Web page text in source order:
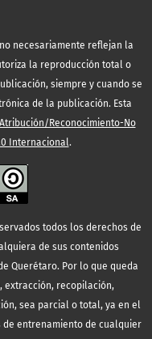
necesariamente reflejan la
la reproducción total o
siempre y cuando se
de la publicación. Esta
Reconocimiento-No
Internacional.
todos los derechos de
de sus contenidos
Querétaro. Por lo que queda
extracción, recopilación,
sea parcial o total, ya en el
de entrenamiento de cualquier